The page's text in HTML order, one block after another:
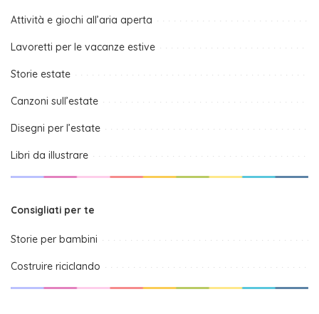
Attività e giochi all’aria aperta
Lavoretti per le vacanze estive
Storie estate
Canzoni sull’estate
Disegni per l’estate
Libri da illustrare
Consigliati per te
Storie per bambini
Costruire riciclando